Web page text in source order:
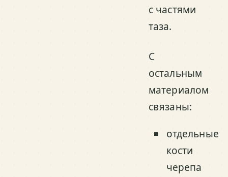
с частями
таза.
С
остальным
материалом
связаны:
отдельные
кости
черепа